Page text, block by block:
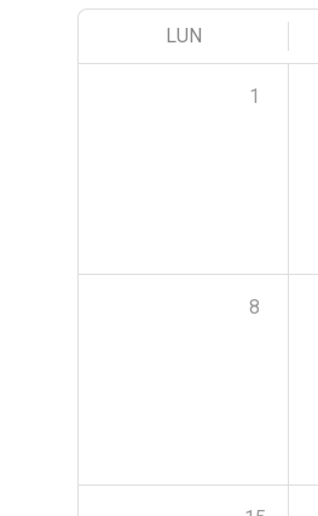
LUN
1
8